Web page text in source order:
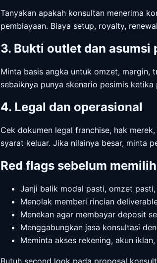
Tanyakan apakah konsultan menerima
pembiayaan. Biaya setup, royalty,
3. Bukti outlet dan asumsi
Minta basis angka untuk omzet, margin,
sebaiknya punya skenario pesimis
4. Legal dan operasional
Cek dokumen legal franchise, hak
syarat keluar. Jika nilainya besar, minta
Red flags sebelum
Janji balik modal pasti, omzet pasti,
Menolak memberi rincian
Menekan agar membayar deposit
Menggabungkan jasa konsultasi
Meminta akses rekening, akun
Butuh second look pada proposal